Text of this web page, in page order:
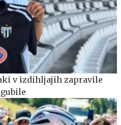
v izdihljajih zapravile